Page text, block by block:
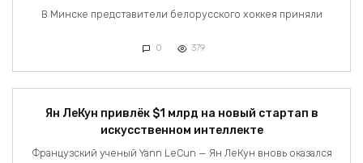
В Минске представители белорусского хоккея приняли
0 379
Ян ЛеКун привлёк $1 млрд на новый стартап в
искусственном интеллекте
Французский ученый Yann LeCun — Ян ЛеКун вновь оказался